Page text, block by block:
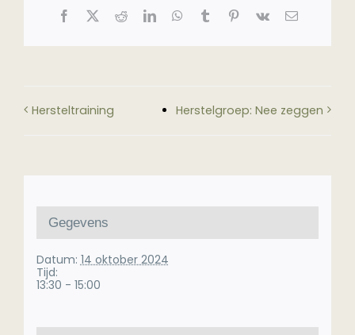
Facebook
X RedditLinkedInWhatsApp
TumblrPinterest
Vk
E-
Hersteltraining Herstelgroep: Nee zeggen
Gegevens
Datum: 14 oktober 2024
Tijd:
13:30 - 15:00